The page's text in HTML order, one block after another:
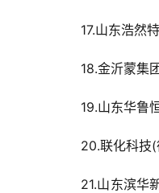
17.山东浩然
18.金沂蒙集
19.山东华鲁
20.联化科技
21.山东滨华